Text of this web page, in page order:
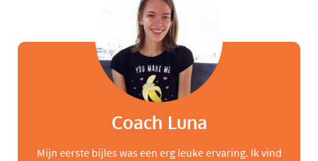
Coach Luna
Mijn eerste bijles was een erg leuke ervaring. Ik vind